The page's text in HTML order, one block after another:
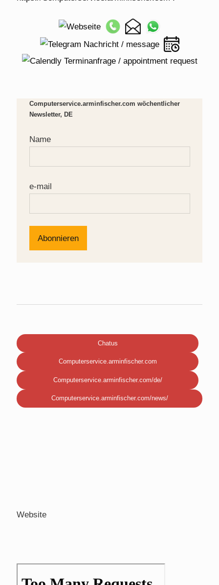
Computerservice.arminfischer.com wöchentlicher
Newsletter, DE
Name
e-mail
Chatus
Computerservice.arminfischer.com
Computerservice.arminfischer.com/de/
Computerservice.arminfischer.com/news/
Website